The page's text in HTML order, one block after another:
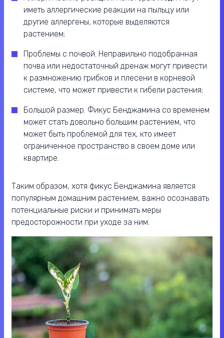
иметь аллергические реакции на пыльцу или
другие аллергены, которые выделяются
растением;
Проблемы с почвой. Неправильно подобранная
почва или недостаточный дренаж могут привести
к размножению грибков и плесени в корневой
системе, что может привести к гибели растения;
Большой размер. Фикус Бенджамина со временем
может стать довольно большим растением, что
может быть проблемой для тех, кто имеет
ограниченное пространство в своем доме или
квартире.
Таким образом, хотя фикус Бенджамина является
популярным домашним растением, важно осознавать
потенциальные риски и принимать меры
предосторожности при уходе за ним.